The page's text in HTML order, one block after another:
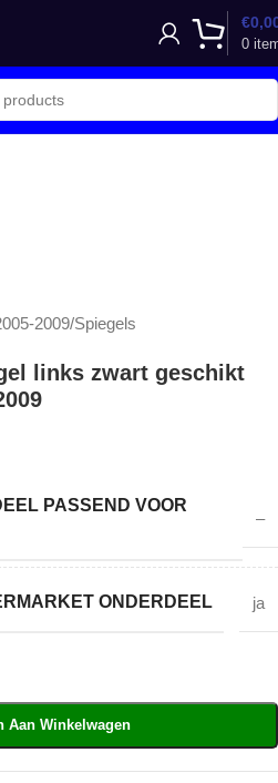
0
€
2009/Spiegels
links zwart geschikt
PASSEND VOOR
–
ONDERDEEL ja
Aan Winkelwagen